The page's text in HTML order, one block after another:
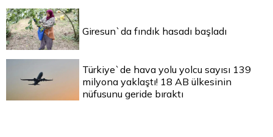
Giresun`da fındık hasadı başladı
Türkiye`de hava yolu yolcu sayısı 139
milyona yaklaştı! 18 AB ülkesinin
nüfusunu geride bıraktı